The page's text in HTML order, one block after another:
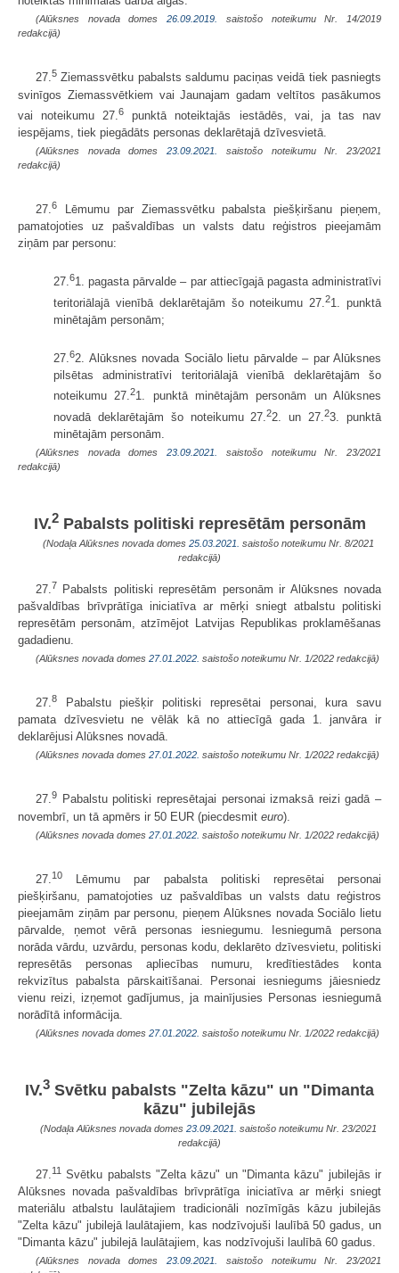
(Alūksnes novada domes26.09.2019. saistošo noteikumu Nr. 14/2019
redakcijā)
27.5 Ziemassvētku pabalsts saldumu paciņas veidā tiek pasniegts
svinīgos Ziemassvētkiem vai Jaunajam gadam veltītos pasākumos
vai noteikumu 27.6
punktā noteiktajās iestādēs, vai, ja tas nav
iespējams, tiek piegādāts personas deklarētajā dzīvesvietā.
(Alūksnes novada domes23.09.2021.
saistošo noteikumu Nr. 23/2021
redakcijā)
27.6
Lēmumu par Ziemassvētku pabalsta piešķiršanu pieņem,
pamatojoties uz pašvaldības un valsts datu reģistros pieejamām
ziņām par personu:
27.61. pagasta pārvalde – par attiecīgajā pagasta administratīvi
teritoriālajā vienībā deklarētajām šo noteikumu 27.21. punktā
minētajām personām;
27.62. Alūksnes novada Sociālo lietu pārvalde – par Alūksnes
pilsētas administratīvi teritoriālajā vienībā deklarētajām šo
noteikumu 27.21. punktā minētajām personām un Alūksnes
novadā deklarētajām šo noteikumu 27.22. un 27.23. punktā
minētajām personām.
(Alūksnes novada domes23.09.2021.
saistošo noteikumu Nr. 23/2021
redakcijā)
IV.2Pabalsts politiski represētām personām
(Nodaļa Alūksnes novada domes 25.03.2021. saistošo noteikumu Nr. 8/2021
redakcijā)
27.7
Pabalsts politiski represētām personām ir Alūksnes novada
pašvaldības brīvprātīga iniciatīva ar mērķi sniegt atbalstu politiski
represētām personām, atzīmējot Latvijas Republikas proklamēšanas
gadadienu.
(Alūksnes novada domes 27.01.2022. saistošo noteikumu Nr. 1/2022 redakcijā)
27.8
Pabalstu piešķir politiski represētai personai, kura savu
pamata dzīvesvietu ne vēlāk kā no attiecīgā gada 1. janvāra ir
deklarējusi Alūksnes novadā.
(Alūksnes novada domes 27.01.2022. saistošo noteikumu Nr. 1/2022 redakcijā)
27.9
Pabalstu politiski represētajai personai izmaksā reizi gadā –
novembrī, un tā apmērs ir 50 EUR (piecdesmit euro).
(Alūksnes novada domes 27.01.2022. saistošo noteikumu Nr. 1/2022 redakcijā)
27.10
Lēmumu par pabalsta politiski represētai personai
piešķiršanu, pamatojoties uz pašvaldības un valsts datu reģistros
pieejamām ziņām par personu, pieņem Alūksnes novada Sociālo lietu
pārvalde, ņemot vērā personas iesniegumu. Iesniegumā persona
norāda vārdu, uzvārdu, personas kodu, deklarēto dzīvesvietu, politiski
represētās personas apliecības numuru, kredītiestādes konta
rekvizītus pabalsta pārskaitīšanai. Personai iesniegums jāiesniedz
vienu reizi, izņemot gadījumus, ja mainījusies Personas iesniegumā
norādītā informācija.
(Alūksnes novada domes 27.01.2022. saistošo noteikumu Nr. 1/2022 redakcijā)
IV.3 Svētku pabalsts "Zelta kāzu" un "Dimanta
kāzu" jubilejās
(Nodaļa Alūksnes novada domes 23.09.2021. saistošo noteikumu Nr. 23/2021
redakcijā)
27.11 Svētku pabalsts "Zelta kāzu" un "Dimanta kāzu" jubilejās ir
Alūksnes novada pašvaldības brīvprātīga iniciatīva ar mērķi sniegt
materiālu atbalstu laulātajiem tradicionāli nozīmīgās kāzu jubilejās
"Zelta kāzu" jubilejā laulātajiem, kas nodzīvojuši laulībā 50 gadus, un
"Dimanta kāzu" jubilejā laulātajiem, kas nodzīvojuši laulībā 60 gadus.
(Alūksnes novada domes23.09.2021.
saistošo noteikumu Nr. 23/2021